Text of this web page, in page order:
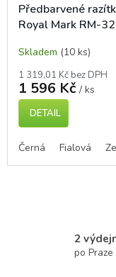
Předbarvené
Royal Mark RM-32
Skladem (10 ks)
1 319,01 Kč bez DPH
1 596 Kč / ks
DETAIL
Černá Fialová
2
po Praze